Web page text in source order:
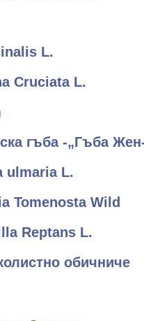
L.
Cruciata L.
гъба -„Гъба
ulmaria L.
Tomenosta Wild
Reptans L.
обичниче